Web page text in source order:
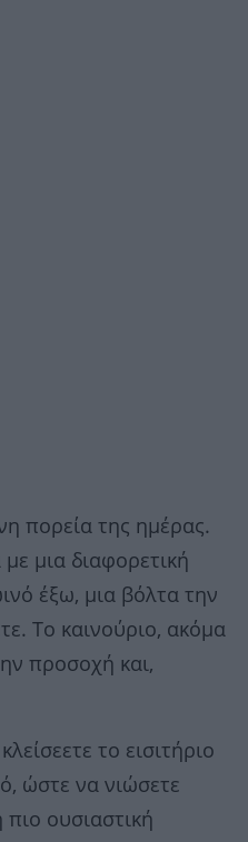
πορεία της ημέρας.
μια διαφορετική
έξω, μια βόλτα την
Το καινούριο, ακόμα
προσοχή και,
το εισιτήριο
ώστε να νιώσετε
ουσιαστική